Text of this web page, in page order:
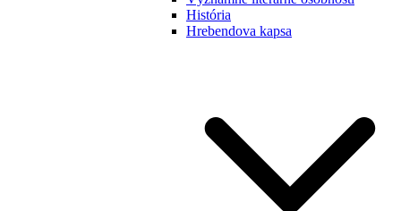
História
Hrebendova kapsa